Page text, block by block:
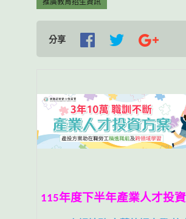
推廣教育招生資訊
分享
115年度下半年產業人才投